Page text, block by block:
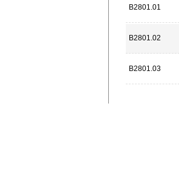
B2801.01
B2801.02
B2801.03